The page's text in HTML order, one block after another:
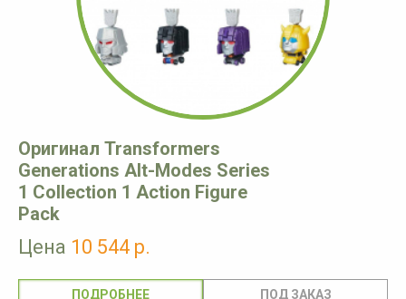
Оригинал Transformers
Generations Alt-Modes Series
1 Collection 1 Action Figure
Pack
Цена 10 544 р.
ПОДРОБНЕЕ